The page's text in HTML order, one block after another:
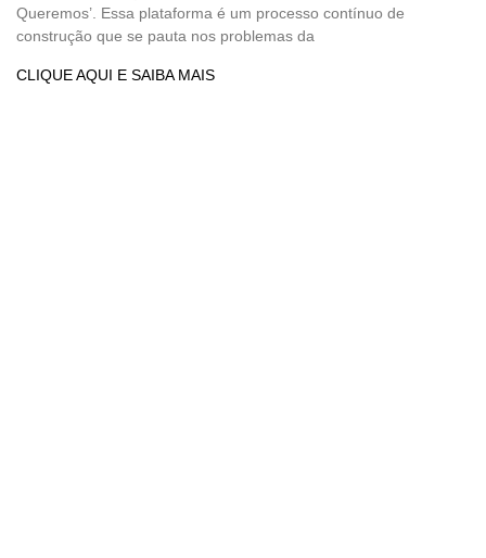
Queremos’. Essa plataforma é um processo contínuo de
construção que se pauta nos problemas da
CLIQUE AQUI E SAIBA MAIS